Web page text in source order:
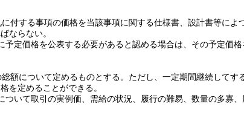
付する事項の価格を当該事項に関する仕様書、設計書等に
ならない。
定価格を公表する必要があると認める場合は、その予定価
額について定めるものとする。 ただし、一定期間継続してす
を定めることができる。
いて取引の実例価、需給の状況、履行の難易、数量の多寡